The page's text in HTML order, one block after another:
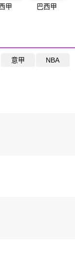
甲 巴西甲
意甲 NBA